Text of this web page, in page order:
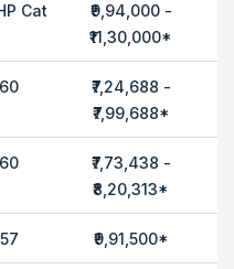
Cat
₹9,94,000 -
₹11,30,000*
60
₹7,24,688 -
₹7,99,688*
60
₹7,73,438 -
₹8,20,313*
57 ₹9,91,500*